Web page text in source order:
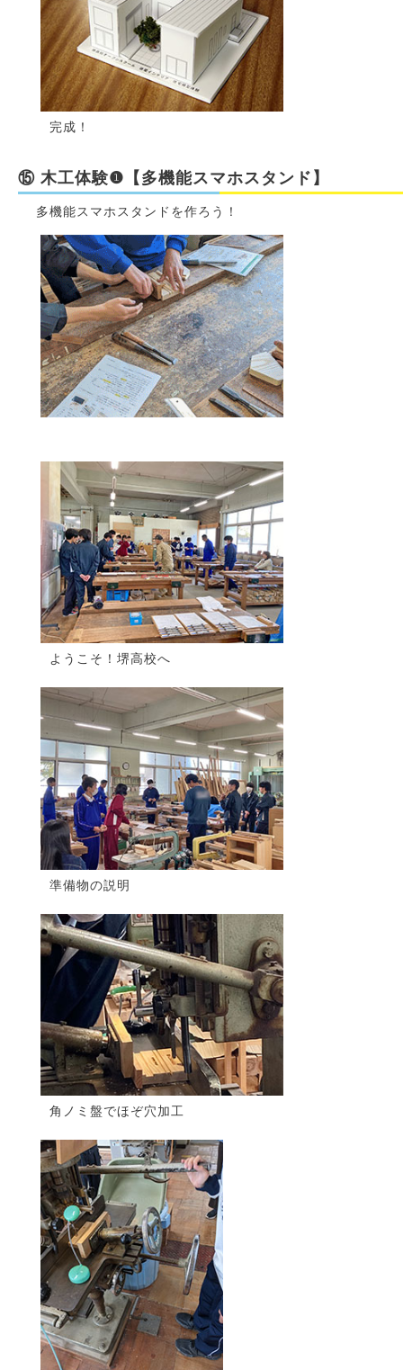
完成！
⑮ 木工体験❶【多機能スマホスタンド】
多機能スマホスタンドを作ろう！
ようこそ！堺高校へ
準備物の説明
角ノミ盤でほぞ穴加工